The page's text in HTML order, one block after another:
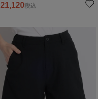
21,120税込